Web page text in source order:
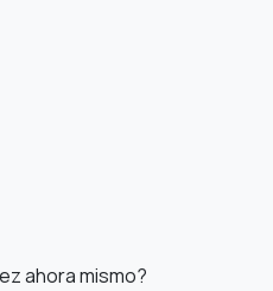
ahora mismo?